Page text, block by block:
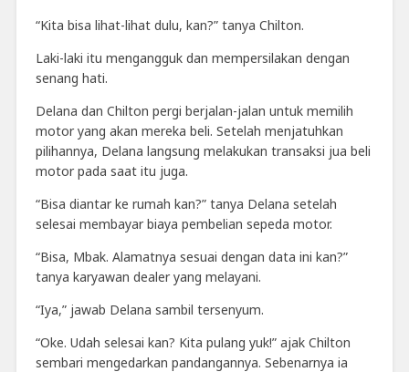
“Kita bisa lihat-lihat dulu, kan?” tanya Chilton.
Laki-laki itu mengangguk dan mempersilakan dengan
senang hati.
Delana dan Chilton pergi berjalan-jalan untuk memilih
motor yang akan mereka beli. Setelah menjatuhkan
pilihannya, Delana langsung melakukan transaksi jua beli
motor pada saat itu juga.
“Bisa diantar ke rumah kan?” tanya Delana setelah
selesai membayar biaya pembelian sepeda motor.
“Bisa, Mbak. Alamatnya sesuai dengan data ini kan?”
tanya karyawan dealer yang melayani.
“Iya,” jawab Delana sambil tersenyum.
“Oke. Udah selesai kan? Kita pulang yuk!” ajak Chilton
sembari mengedarkan pandangannya. Sebenarnya ia